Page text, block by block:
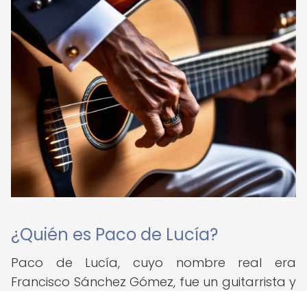
¿Quién es Paco de Lucía?
Paco de Lucía, cuyo nombre real era
Francisco Sánchez Gómez, fue un guitarrista y